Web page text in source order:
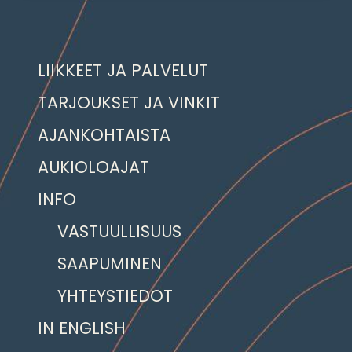
LIIKKEET JA PALVELUT
TARJOUKSET JA VINKIT
AJANKOHTAISTA
AUKIOLOAJAT
INFO
VASTUULLISUUS
SAAPUMINEN
YHTEYSTIEDOT
IN ENGLISH